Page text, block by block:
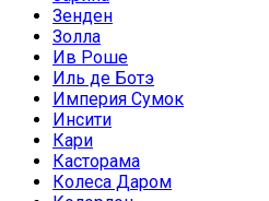
Зенден
Золла
Ив Роше
Иль де Ботэ
Империя Сумок
Инсити
Кари
Касторама
Колеса Даром